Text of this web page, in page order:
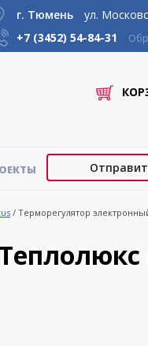
г. Тюмень
ул.
+7 (3452) 54-84-31
/ Терморегулятор